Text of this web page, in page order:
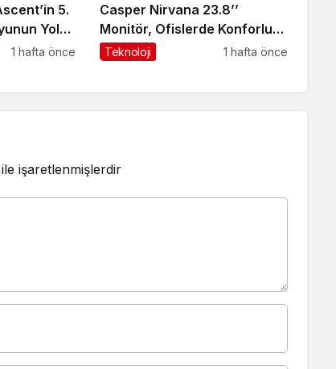
5.
Yol
1 hafta önce
Casper Nirvana 23.8’’
Monitör, Ofislerde Konforlu
ve Kesintisiz Çalışmayı
Teknoloji 1 hafta önce
ile işaretlenmişlerdir